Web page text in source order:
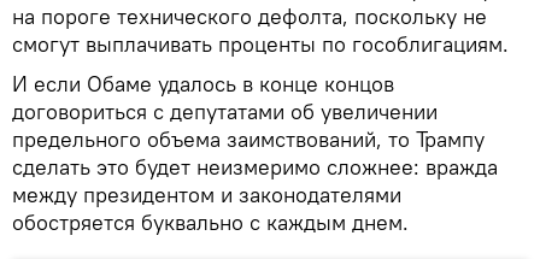
на пороге технического дефолта, поскольку не
смогут выплачивать проценты по гособлигациям.
И если Обаме удалось в конце концов
договориться с депутатами об увеличении
предельного объема заимствований, то Трампу
сделать это будет неизмеримо сложнее: вражда
между президентом и законодателями
обостряется буквально с каждым днем.